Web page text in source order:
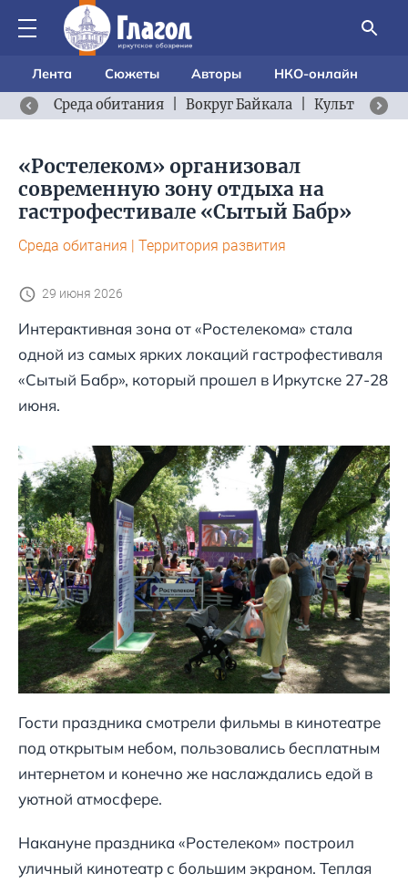
Лента Сюжеты Авторы
НКО-онлайн
Среда обитания
Вокруг Байкала Культурный
«Ростелеком» организовал
современную зону отдыха на
гастрофестивале «Сытый Бабр»
Среда обитания | Территория развития
29 июня 2026
Интерактивная зона от «Ростелекома» стала
одной из самых ярких локаций гастрофестиваля
«Сытый Бабр», который прошел в Иркутске 27-28
июня.
Гости праздника смотрели фильмы в кинотеатре
под открытым небом, пользовались бесплатным
интернетом и конечно же наслаждались едой в
уютной атмосфере.
Накануне праздника «Ростелеком» построил
уличный кинотеатр с большим экраном. Теплая